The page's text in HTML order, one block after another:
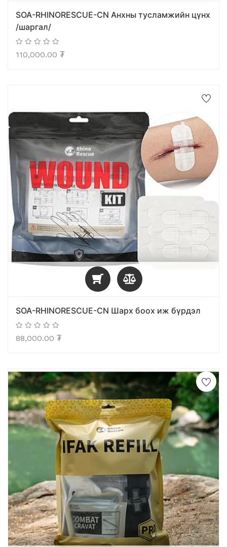
SOA-RHINORESCUE-CN Анхны тусламжийн цүнх
/шаргал/
110,000.00 ₮
SOA-RHINORESCUE-CN Шарх боох иж бүрдэл
88,000.00 ₮